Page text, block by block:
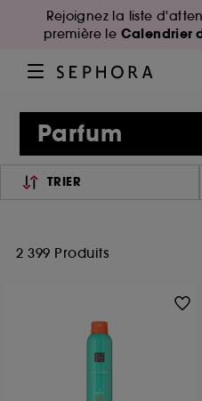
Rejoignez la liste
première le Calendrier
Parfum
TRIER
2 399 Produits